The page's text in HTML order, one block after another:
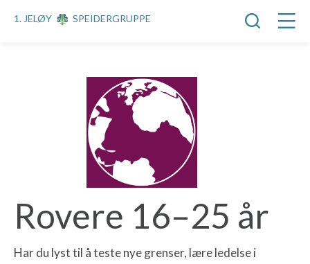
1. JELØY SPEIDERGRUPPE
Rovere 16–25 år
Har du lyst til å teste nye grenser, lære ledelse i